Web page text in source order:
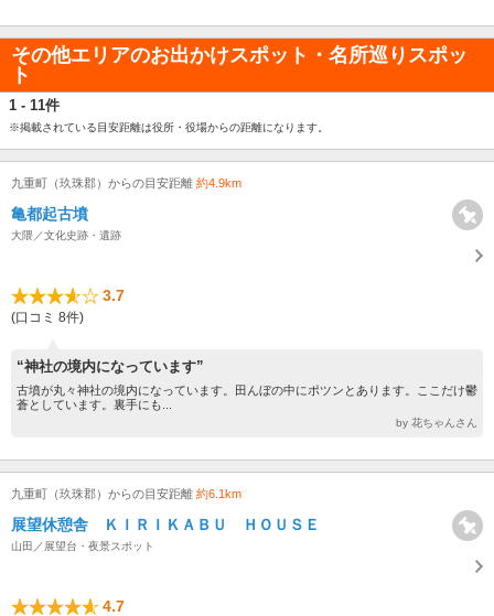
その他エリアのお出かけスポット・名所巡りスポッ
ト
1 - 11件
※掲載されている目安距離は役所・役場からの距離になります。
九重町（玖珠郡）からの目安距離 約4.9km
亀都起古墳
大隈／文化史跡・遺跡
3.7
(口コミ 8件)
“神社の境内になっています”
古墳が丸々神社の境内になっています。田んぼの中にポツンとあります。ここだけ鬱
蒼としています。裏手にも...
by 花ちゃんさん
九重町（玖珠郡）からの目安距離 約6.1km
展望休憩舎 ＫＩＲＩＫＡＢＵ ＨＯＵＳＥ
山田／展望台・夜景スポット
4.7